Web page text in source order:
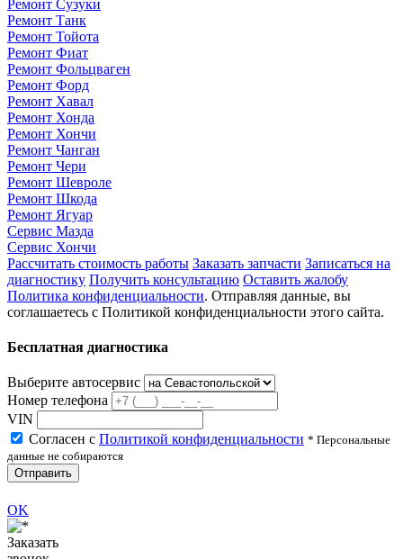
Ремонт Сузуки
Ремонт Танк
Ремонт Тойота
Ремонт Фиат
Ремонт Фольцваген
Ремонт Форд
Ремонт Хавал
Ремонт Хонда
Ремонт Хончи
Ремонт Чанган
Ремонт Чери
Ремонт Шевроле
Ремонт Шкода
Ремонт Ягуар
Сервис Мазда
Сервис Хончи
Рассчитать стоимость работы Заказать запчасти Записаться на
диагностику Получить консультацию Оставить жалобу
Политика конфиденциальности. Отправляя данные, вы
соглашаетесь с Политикой конфиденциальности этого сайта.
Бесплатная диагностика
Выберите автосервис
Номер телефона
VIN
Согласен с Политикой конфиденциальности * Персональные
данные не собираются
Отправить
OK
Заказать